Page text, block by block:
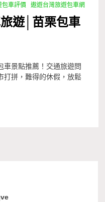
包車評價 遨遊台灣旅遊包車網
遊│苗栗包車
車景點推薦！交通旅遊問
打拼，難得的休假，放鬆